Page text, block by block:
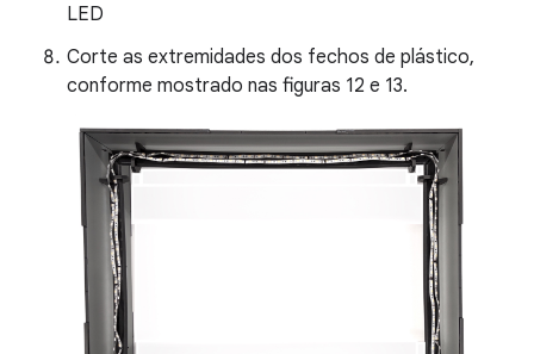
LED
Corte as extremidades dos fechos de plástico,
conforme mostrado nas figuras 12 e 13.